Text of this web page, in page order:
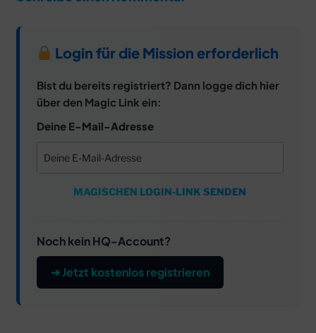
Login für die Mission erforderlich
Bist du bereits registriert? Dann logge dich hier
über den Magic Link ein:
Deine E-Mail-Adresse
MAGISCHEN LOGIN-LINK SENDEN
Noch kein HQ-Account?
➔ Jetzt kostenlos registrieren